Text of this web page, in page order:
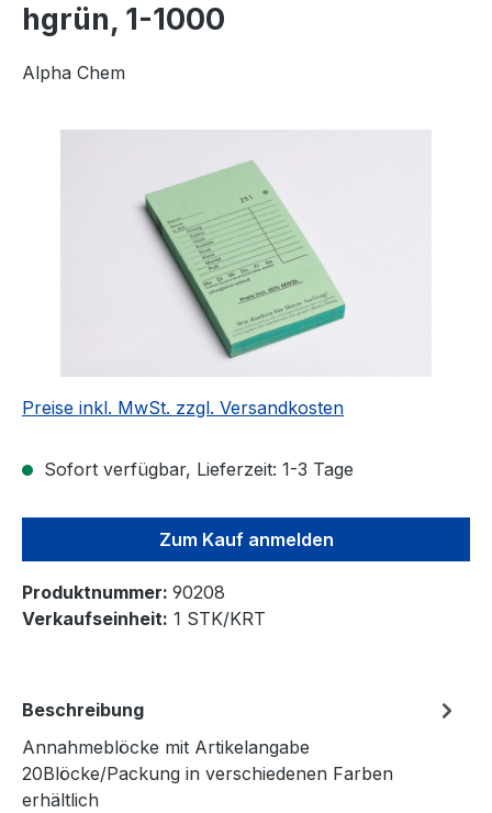
hgrün, 1-1000
Alpha Chem
Preise inkl. MwSt. zzgl. Versandkosten
Sofort verfügbar, Lieferzeit: 1-3 Tage
Zum Kauf anmelden
Produktnummer: 90208
Verkaufseinheit: 1 STK/KRT
Beschreibung
Annahmeblöcke mit Artikelangabe
20Blöcke/Packung in verschiedenen Farben
erhältlich